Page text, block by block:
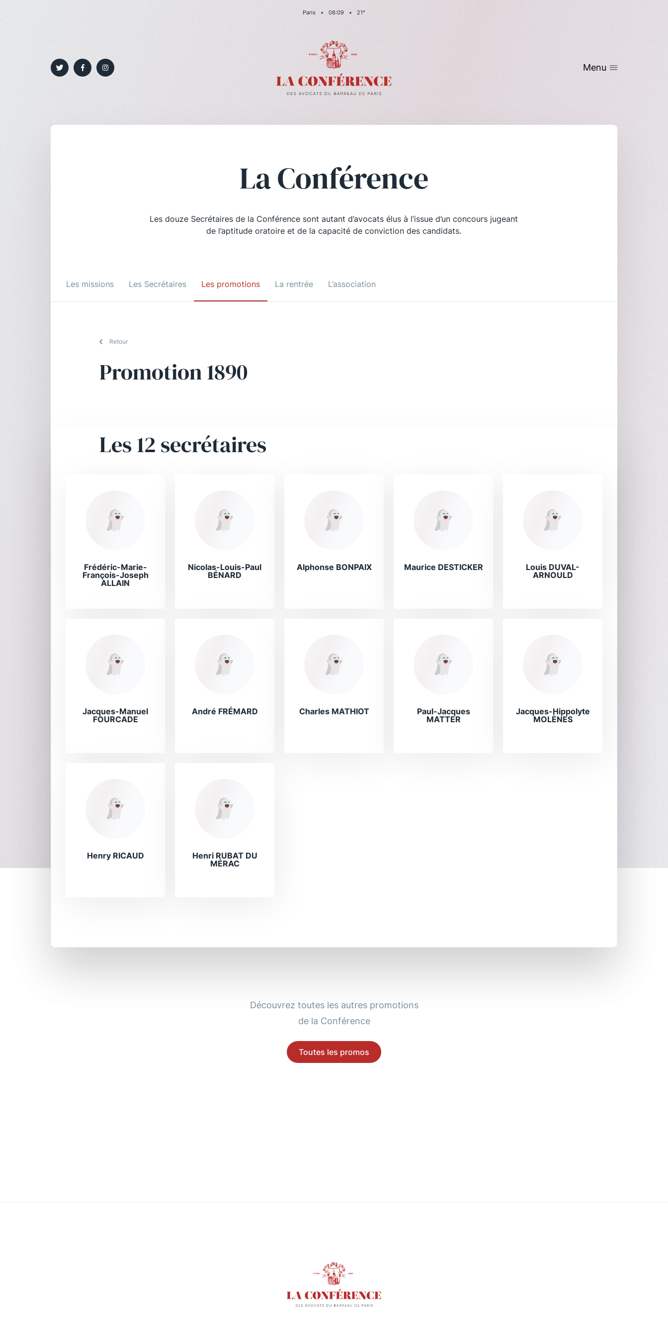
Paris • 08:09 • 21°
Menu
La Conférence
Les douze Secrétaires de la Conférence sont autant d’avocats élus à l’issue d’un concours jugeant
de l’aptitude oratoire et de la capacité de conviction des candidats.
Les missions Les Secrétaires Les promotions La rentrée L’association
Retour
Promotion 1890
Les 12 secrétaires
Frédéric-Marie-
François-Joseph
ALLAIN
Nicolas-Louis-Paul
BÉNARD
Alphonse BONPAIX Maurice DESTICKER
Louis DUVAL-
ARNOULD
Jacques-Manuel
FOURCADE
André FRÉMARD Charles MATHIOT
Paul-Jacques
MATTER
Jacques-Hippolyte
MOLÈNES
Henry RICAUD
Henri RUBAT DU
MÉRAC
Découvrez toutes les autres promotions
de la Conférence
Toutes les promos